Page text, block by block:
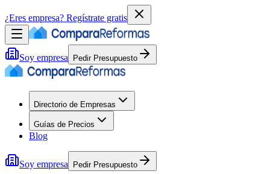
¿Eres empresa? Regístrate gratis
Soy empresa Pedir Presupuesto
Directorio de Empresas
Guías de Precios
Blog
Soy empresa Pedir Presupuesto